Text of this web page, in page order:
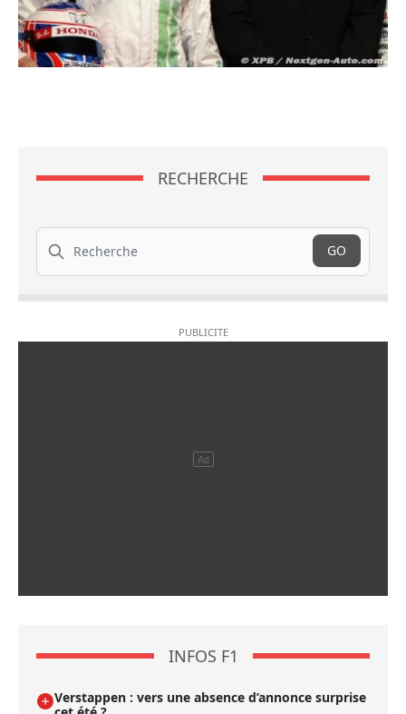
RECHERCHE
Recherche
GO
INFOS F1
Verstappen : vers une absence d’annonce surprise